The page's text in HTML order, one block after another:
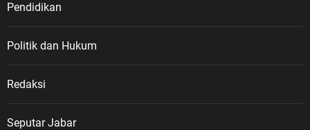
Pendidikan
Politik dan Hukum
Redaksi
Seputar Jabar